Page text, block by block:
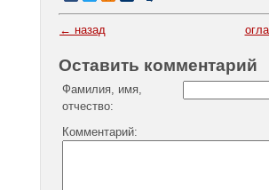
← назад
Оставить комментарий
Фамилия, имя,
отчество:
Комментарий: